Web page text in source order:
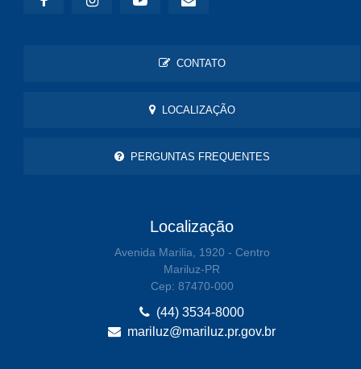
CONTATO
LOCALIZAÇÃO
PERGUNTAS FREQUENTES
Localização
Avenida Marilia, 1920 - Centro
Mariluz-PR
Cep: 87470-000
(44) 3534-8000
mariluz@mariluz.pr.gov.br